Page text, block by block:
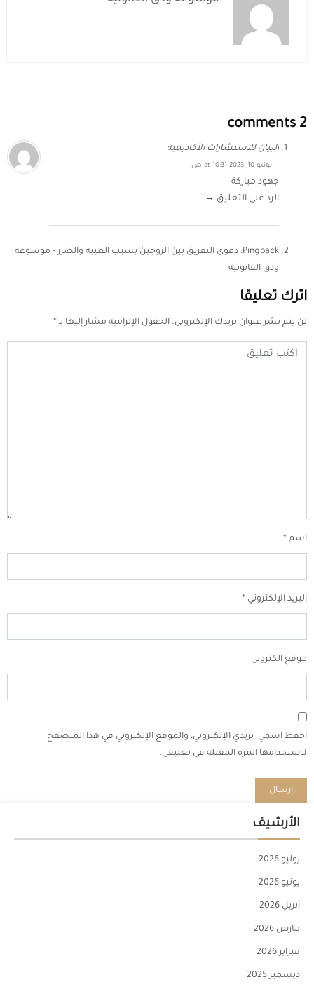
2 comments
البيان للاستشارات الأكاديمية
يونيو 10, 2023 at 10:31 ص
جهود مباركة
الرد على التعليق →
Pingback: دعوى التفريق بين الزوجين بسبب الغيبة والضرر - موسوعة
ودق القانونية
اترك تعليقا
لن يتم نشر عنوان بريدك الإلكتروني. الحقول الإلزامية مشار إليها بـ *
اسم *
البريد الإلكتروني *
موقع الكتروني
احفظ اسمي، بريدي الإلكتروني، والموقع الإلكتروني في هذا المتصفح
لاستخدامها المرة المقبلة في تعليقي.
الأرشيف
يوليو 2026
يونيو 2026
أبريل 2026
مارس 2026
فبراير 2026
ديسمبر 2025